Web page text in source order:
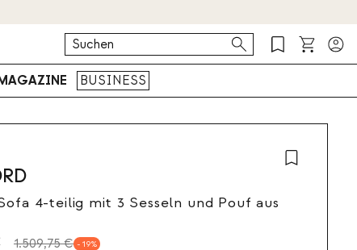
BUSINESS
4-teilig mit 3 Sesseln und Pouf aus
1.509,75 € 19